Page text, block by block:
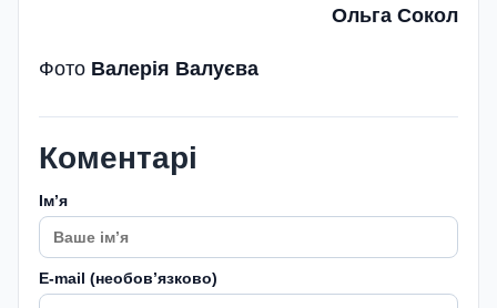
Ольга Сокол
Фото Валерія Валуєва
Коментарі
Імʼя
E-mail (необовʼязково)